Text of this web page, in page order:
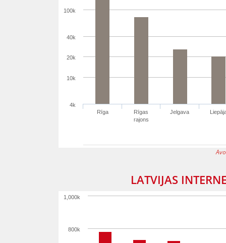
Rīga
Rīgas
rajons
Jelgava
4k
10k
20k
40k
100k
LATVIJAS
800k
1,000k